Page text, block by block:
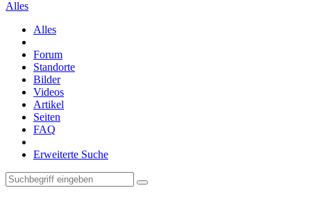
Alles
Alles
Forum
Standorte
Bilder
Videos
Artikel
Seiten
FAQ
Erweiterte Suche